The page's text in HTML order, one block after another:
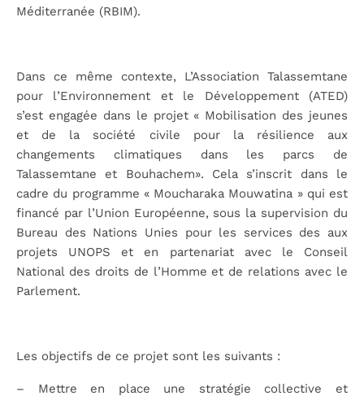
Méditerranée (RBIM).
Dans ce même contexte, L’Association Talassemtane
pour l’Environnement et le Développement (ATED)
s’est engagée dans le projet « Mobilisation des jeunes
et de la société civile pour la résilience aux
changements climatiques dans les parcs de
Talassemtane et Bouhachem». Cela s’inscrit dans le
cadre du programme « Moucharaka Mouwatina » qui est
financé par l’Union Européenne, sous la supervision du
Bureau des Nations Unies pour les services des aux
projets UNOPS et en partenariat avec le Conseil
National des droits de l’Homme et de relations avec le
Parlement.
Les objectifs de ce projet sont les suivants :
– Mettre en place une stratégie collective et